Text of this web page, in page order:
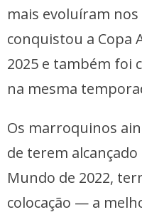
mais evoluíram
conquistou a Copa
2025 e também foi
na mesma
Os marroquinos
de terem
Mundo de 2022,
colocação — a